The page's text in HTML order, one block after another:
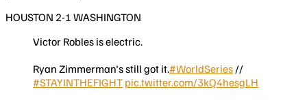
HOUSTON 2-1 WASHINGTON
Victor Robles is electric.
Ryan Zimmerman's still got it.#WorldSeries //
#STAYINTHEFIGHT pic.twitter.com/3kQ4hesgLH